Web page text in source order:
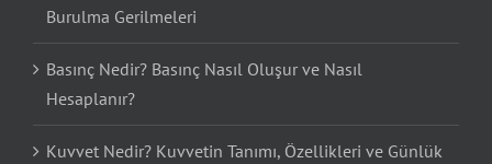
Burulma Gerilmeleri
Basınç Nedir? Basınç Nasıl Oluşur ve Nasıl
Hesaplanır?
Kuvvet Nedir? Kuvvetin Tanımı, Özellikleri ve Günlük